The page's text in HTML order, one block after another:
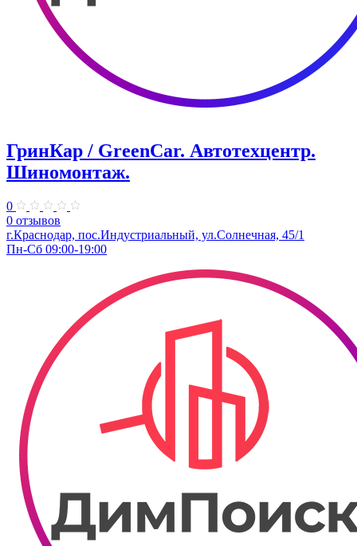
ГринКар / GreenCar. Автотехцентр.
Шиномонтаж.
0
0 отзывов
г.Краснодар, пос.Индустриальный, ул.Солнечная, 45/1
Пн-Сб 09:00-19:00